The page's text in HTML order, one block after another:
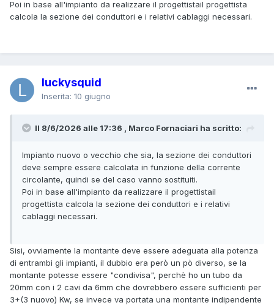
Poi in base all'impianto da realizzare il progettistail progettista
calcola la sezione dei conduttori e i relativi cablaggi necessari.
luckysquid
Inserita: 10 giugno
Il 8/6/2026 alle 17:36 , Marco Fornaciari ha scritto:
Impianto nuovo o vecchio che sia, la sezione dei conduttori
deve sempre essere calcolata in funzione della corrente
circolante, quindi se del caso vanno sostituiti.
Poi in base all'impianto da realizzare il progettistail
progettista calcola la sezione dei conduttori e i relativi
cablaggi necessari.
Sisi, ovviamente la montante deve essere adeguata alla potenza
di entrambi gli impianti, il dubbio era però un pò diverso, se la
montante potesse essere "condivisa", perchè ho un tubo da
20mm con i 2 cavi da 6mm che dovrebbero essere sufficienti per
3+(3 nuovo) Kw, se invece va portata una montante indipendente